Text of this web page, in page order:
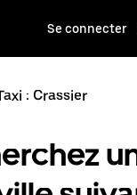
Se connecter
: Crassier